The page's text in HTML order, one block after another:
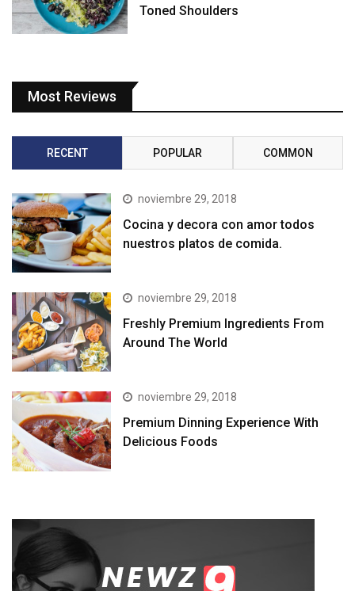
Toned Shoulders
Most Reviews
RECENT POPULAR COMMON
noviembre 29, 2018
Cocina y decora con amor todos
nuestros platos de comida.
noviembre 29, 2018
Freshly Premium Ingredients From
Around The World
noviembre 29, 2018
Premium Dinning Experience With
Delicious Foods